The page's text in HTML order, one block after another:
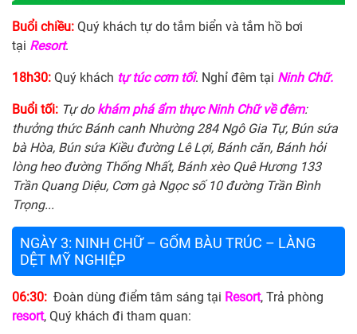
Buổi chiều: Quý khách tự do tắm biển và tắm hồ bơi
tại Resort.
18h30: Quý khách tự túc cơm tối. Nghỉ đêm tại Ninh Chữ.
Buổi tối: Tự do khám phá ẩm thựcNinhChữvề đêm:
thưởng thức Bánh canh Nhường 284 Ngô Gia Tự, Bún sứa
bà Hòa, Bún sứa Kiều đường Lê Lợi, Bánh căn, Bánh hỏi
lòng heo đường Thống Nhất, Bánh xèo Quê Hương 133
Trần Quang Diệu, Cơm gà Ngọc số 10 đường Trần Bình
Trọng...
NGÀY 3: NINH CHỮ – GỐM BÀU TRÚC – LÀNG
DỆT MỸ NGHIỆP
06:30: Đoàn dùng điểm tâm sáng tại Resort, Trả phòng
resort, Quý khách đi tham quan: